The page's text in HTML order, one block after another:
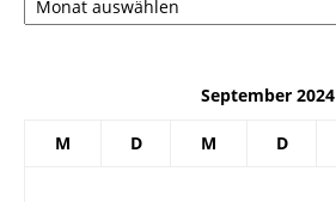
September 2024
M D M D